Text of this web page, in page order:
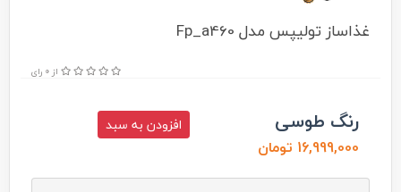
غذاساز تولیپس مدل Fp_a460
از 0 رای
رنگ طوسی
16,999,000 تومان
افزودن به سبد